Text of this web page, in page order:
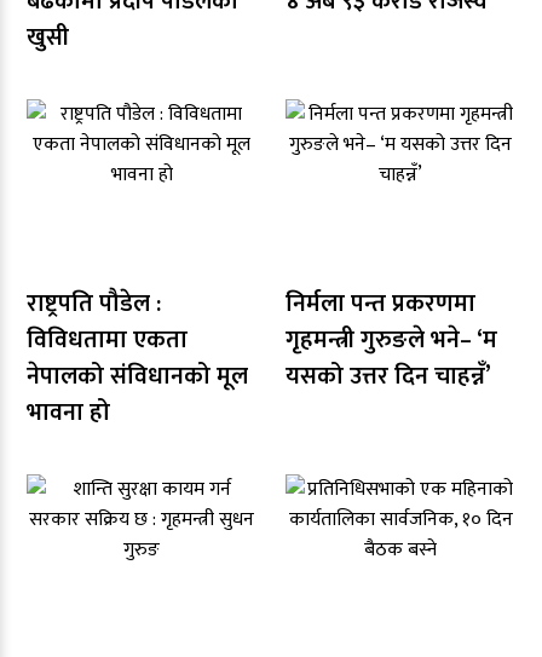
खुसी
राष्ट्रपति पौडेल :
विविधतामा एकता
नेपालको संविधानको मूल
भावना हो
निर्मला पन्त प्रकरणमा
गृहमन्त्री गुरुङले भने– ‘म
यसको उत्तर दिन चाहन्नँ’